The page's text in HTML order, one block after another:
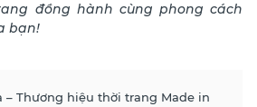
đồng hành cùng phong cách
bạn!
– Thương hiệu thời trang Made in